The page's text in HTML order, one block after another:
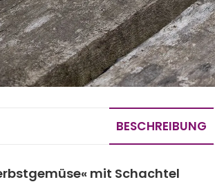
BESCHREIBUNG
mit Schachtel